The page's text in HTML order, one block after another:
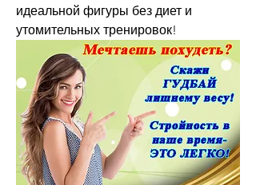
идеальной фигуры без диет и
утомительных тренировок!